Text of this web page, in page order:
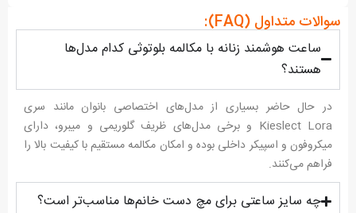
سوالات متداول (FAQ):
ساعت هوشمند زنانه با مکالمه بلوتوثی کدام مدل‌ها
هستند؟
در حال حاضر بسیاری از مدل‌های اختصاصی بانوان مانند سری
Kieslect Lora و برخی مدل‌های ظریف گلوریمی و میبرو، دارای
میکروفون و اسپیکر داخلی بوده و امکان مکالمه مستقیم با کیفیت بالا را
فراهم می‌کنند.
چه سایز ساعتی برای مچ دست خانم‌ها مناسب‌تر است؟